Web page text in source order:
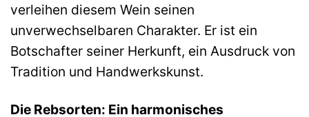
verleihen diesem Wein seinen
unverwechselbaren Charakter. Er ist ein
Botschafter seiner Herkunft, ein Ausdruck von
Tradition und Handwerkskunst.
Die Rebsorten: Ein harmonisches